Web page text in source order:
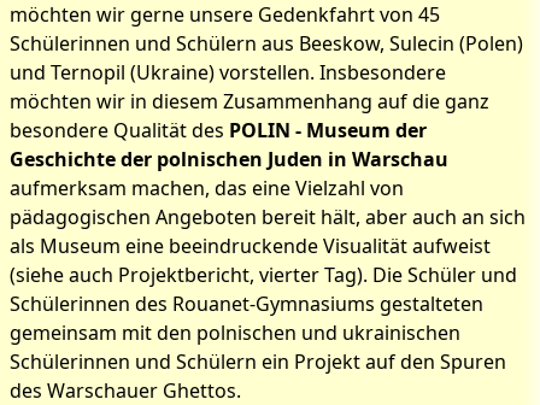
möchten wir gerne unsere Gedenkfahrt von 45
Schülerinnen und Schülern aus Beeskow, Sulecin (Polen)
und Ternopil (Ukraine) vorstellen. Insbesondere
möchten wir in diesem Zusammenhang auf die ganz
besondere Qualität des POLIN - Museum der
Geschichte der polnischen Juden in Warschau
aufmerksam machen, das eine Vielzahl von
pädagogischen Angeboten bereit hält, aber auch an sich
als Museum eine beeindruckende Visualität aufweist
(siehe auch Projektbericht, vierter Tag). Die Schüler und
Schülerinnen des Rouanet-Gymnasiums gestalteten
gemeinsam mit den polnischen und ukrainischen
Schülerinnen und Schülern ein Projekt auf den Spuren
des Warschauer Ghettos.